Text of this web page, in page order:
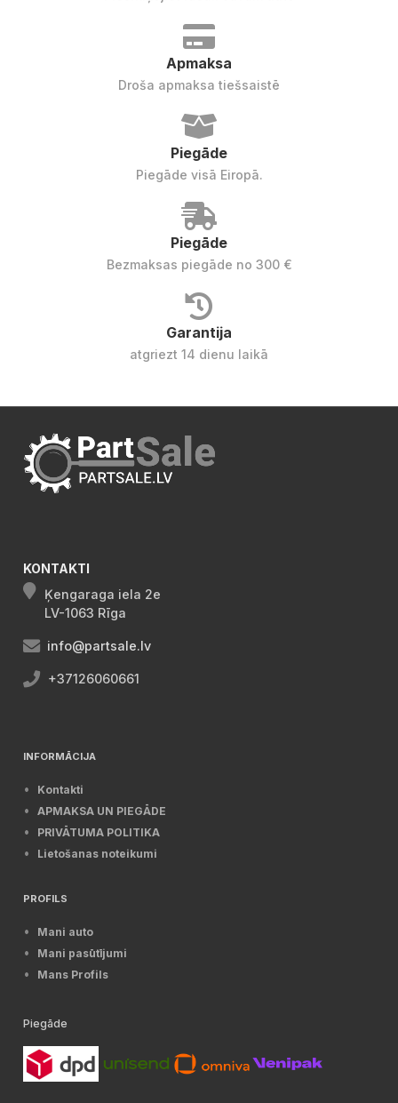
Apmaksa
Droša apmaksa tiešsaistē
Piegāde
Piegāde visā Eiropā.
Piegāde
Bezmaksas piegāde no 300 €
Garantija
atgriezt 14 dienu laikā
KONTAKTI
Ķengaraga iela 2e
LV-1063 Rīga
info@partsale.lv
+37126060661
INFORMĀCIJA
Kontakti
APMAKSA UN PIEGĀDE
PRIVĀTUMA POLITIKA
Lietošanas noteikumi
PROFILS
Mani auto
Mani pasūtījumi
Mans Profils
Piegāde